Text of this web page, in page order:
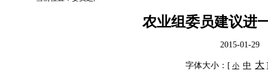
农业组委员建议进
2015-01-29
字体大小：[ 小 中 大